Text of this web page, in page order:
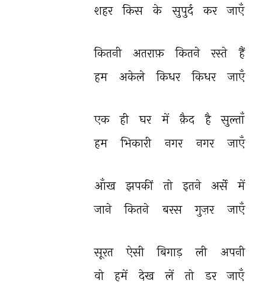
शहर
किस के सुपुर्द कर जाएँ
कितनी अतराफ़ कितने रस्ते
हैं
हम
अकेले किधर किधर जाएँ
एक ही घर में क़ैद है
सुल्ताँ
हम
भिकारी नगर नगर जाएँ
आँख झपकीं तो इतने अर्से
में
जाने
कितने बरस गुज़र जाएँ
सूरत ऐसी बिगाड़ ली
अपनी
वो
हमें देख लें तो डर जाएँ